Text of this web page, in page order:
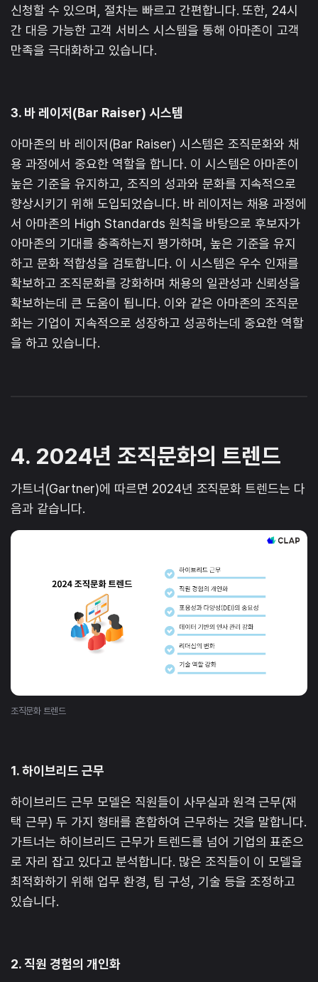
신청할 수 있으며, 절차는 빠르고 간편합니다. 또한, 24시
간 대응 가능한 고객 서비스 시스템을 통해 아마존이 고객
만족을 극대화하고 있습니다.
3. 바 레이저(Bar Raiser) 시스템
아마존의 바 레이저(Bar Raiser) 시스템은 조직문화와 채
용 과정에서 중요한 역할을 합니다. 이 시스템은 아마존이
높은 기준을 유지하고, 조직의 성과와 문화를 지속적으로
향상시키기 위해 도입되었습니다. 바 레이저는 채용 과정에
서 아마존의 High Standards 원칙을 바탕으로 후보자가
아마존의 기대를 충족하는지 평가하며, 높은 기준을 유지
하고 문화 적합성을 검토합니다. 이 시스템은 우수 인재를
확보하고 조직문화를 강화하며 채용의 일관성과 신뢰성을
확보하는데 큰 도움이 됩니다. 이와 같은 아마존의 조직문
화는 기업이 지속적으로 성장하고 성공하는데 중요한 역할
을 하고 있습니다.
4. 2024년 조직문화의 트렌드
가트너(Gartner)에 따르면 2024년 조직문화 트렌드는 다
음과 같습니다.
조직문화 트렌드
1. 하이브리드 근무
하이브리드 근무 모델은 직원들이 사무실과 원격 근무(재
택 근무) 두 가지 형태를 혼합하여 근무하는 것을 말합니다.
가트너는 하이브리드 근무가 트렌드를 넘어 기업의 표준으
로 자리 잡고 있다고 분석합니다. 많은 조직들이 이 모델을
최적화하기 위해 업무 환경, 팀 구성, 기술 등을 조정하고
있습니다.
2. 직원 경험의 개인화